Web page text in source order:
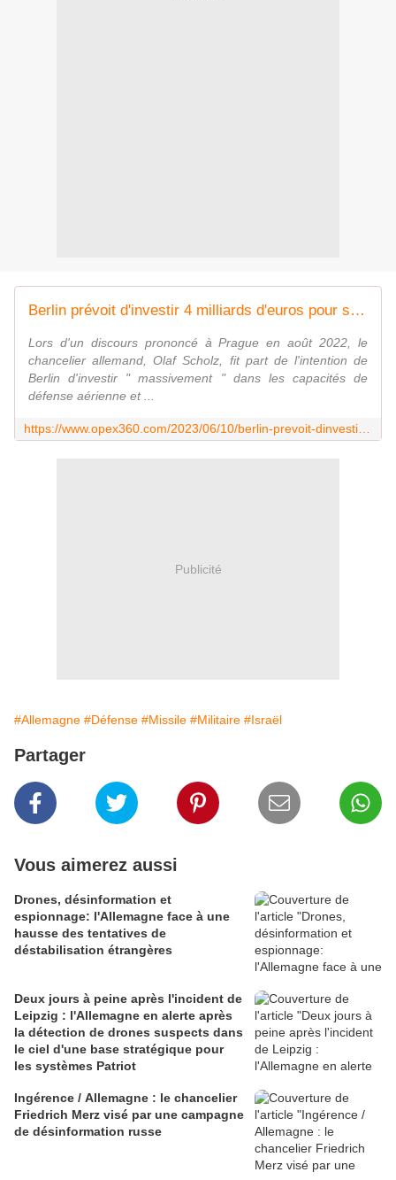
Berlin prévoit d'investir 4 milliards d'euros pour se procurer le système de défense aérienne israélien Arrow-3 - Zone Militaire
Lors d'un discours prononcé à Prague en août 2022, le
chancelier allemand, Olaf Scholz, fit part de l'intention de
Berlin d'investir " massivement " dans les capacités de
défense aérienne et ...
Publicité
#Allemagne #Défense #Missile #Militaire #Israël
Partager
Vous aimerez aussi
Drones, désinformation et
espionnage: l'Allemagne face à une
hausse des tentatives de
déstabilisation étrangères
Deux jours à peine après l'incident de
Leipzig : l'Allemagne en alerte après
la détection de drones suspects dans
le ciel d'une base stratégique pour
les systèmes Patriot
Ingérence / Allemagne : le chancelier
Friedrich Merz visé par une campagne
de désinformation russe